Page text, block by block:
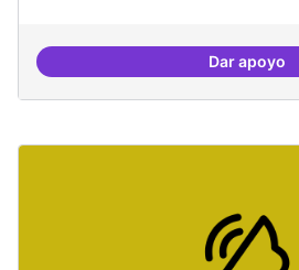
Dar apoyo
Espai